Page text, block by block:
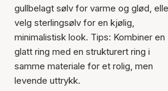
gullbelagt sølv for varme og glød,
velg sterlingsølv for en kjølig,
minimalistisk look. Tips: Kombiner en
glatt ring med en strukturert ring i
samme materiale for et rolig, men
levende uttrykk.